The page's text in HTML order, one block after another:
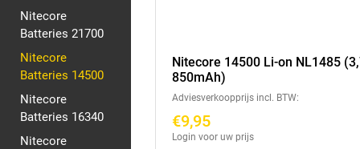
Nitecore
Batteries 21700
Nitecore
Batteries 14500
Nitecore
Batteries 16340
Nitecore
Nitecore 14500 Li-on NL1485
850mAh)
Adviesverkoopprijs incl. BTW:
€9,95
Login voor uw prijs